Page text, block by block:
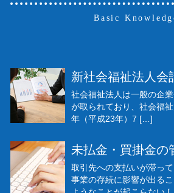
Basic
新社会福祉法人会
社会福祉法人は一般の企
が取られており、社会福
年（平成23年）7 […]
未払金・買掛金の
取引先への支払いが滞っ
事業の存続に影響が出る